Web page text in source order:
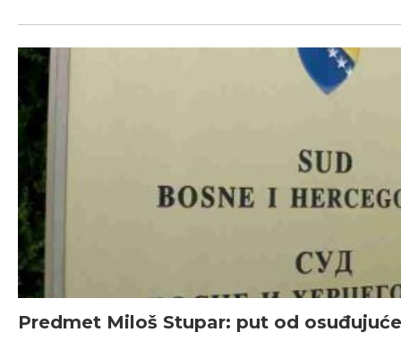
Predmet Miloš Stupar: put od